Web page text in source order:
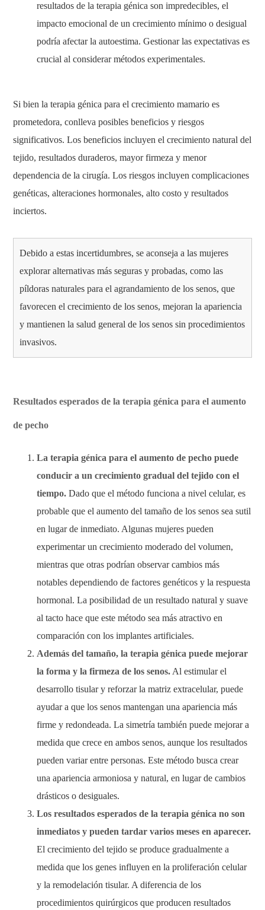
resultados de la terapia génica son impredecibles, el
impacto emocional de un crecimiento mínimo o desigual
podría afectar la autoestima. Gestionar las expectativas es
crucial al considerar métodos experimentales.
Si bien la terapia génica para el crecimiento mamario es
prometedora, conlleva posibles beneficios y riesgos
significativos. Los beneficios incluyen el crecimiento natural del
tejido, resultados duraderos, mayor firmeza y menor
dependencia de la cirugía. Los riesgos incluyen complicaciones
genéticas, alteraciones hormonales, alto costo y resultados
inciertos.
Debido a estas incertidumbres, se aconseja a las mujeres
explorar alternativas más seguras y probadas, como las
píldoras naturales para el agrandamiento de los senos, que
favorecen el crecimiento de los senos, mejoran la apariencia
y mantienen la salud general de los senos sin procedimientos
invasivos.
Resultados esperados de la terapia génica para el aumento
de pecho
La terapia génica para el aumento de pecho puede
conducir a un crecimiento gradual del tejido con el
tiempo. Dado que el método funciona a nivel celular, es
probable que el aumento del tamaño de los senos sea sutil
en lugar de inmediato. Algunas mujeres pueden
experimentar un crecimiento moderado del volumen,
mientras que otras podrían observar cambios más
notables dependiendo de factores genéticos y la respuesta
hormonal. La posibilidad de un resultado natural y suave
al tacto hace que este método sea más atractivo en
comparación con los implantes artificiales.
Además del tamaño, la terapia génica puede mejorar
la forma y la firmeza de los senos. Al estimular el
desarrollo tisular y reforzar la matriz extracelular, puede
ayudar a que los senos mantengan una apariencia más
firme y redondeada. La simetría también puede mejorar a
medida que crece en ambos senos, aunque los resultados
pueden variar entre personas. Este método busca crear
una apariencia armoniosa y natural, en lugar de cambios
drásticos o desiguales.
Los resultados esperados de la terapia génica no son
inmediatos y pueden tardar varios meses en aparecer.
El crecimiento del tejido se produce gradualmente a
medida que los genes influyen en la proliferación celular
y la remodelación tisular. A diferencia de los
procedimientos quirúrgicos que producen resultados